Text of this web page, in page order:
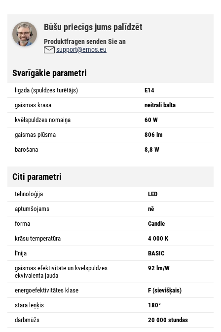
Būšu priecīgs jums palīdzēt
Produktfragen senden Sie an
support@emos.eu
Svarīgākie parametri
ligzda (spuldzes turētājs)
E14
gaismas krāsa
neitrāli balta
kvēlspuldzes nomaiņa
60 W
gaismas plūsma
806 lm
barošana
8,8 W
Citi parametri
tehnoloģija
LED
aptumšojams
nē
forma
Candle
krāsu temperatūra
4 000 K
līnija
BASIC
gaismas efektivitāte un kvēlspuldzes
ekvivalenta jauda
92 lm/W
energoefektivitātes klase
F (sievišķais)
stara leņķis
180°
darbmūžs
20 000 stundas